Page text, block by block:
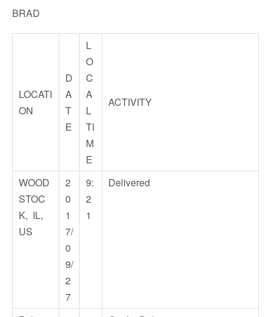
BRAD
LOCATI
ON
D
A
T
E
L
O
C
A
L
TI
M
E
ACTIVITY
WOOD
STOC
K, IL,
US
2
0
1
7/
0
9/
2
7
9:
2
1
Delivered